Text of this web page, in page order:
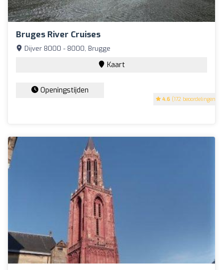
Bruges River Cruises
4.6 (172 beoordelingen)
Dijver 8000 - 8000, Brugge
Kaart
Openingstijden